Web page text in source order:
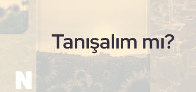
Tanışalım mı?